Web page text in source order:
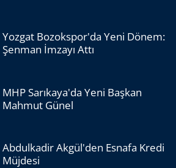
Yozgat Bozokspor'da Yeni Dönem:
Şenman İmzayı Attı
MHP Sarıkaya'da Yeni Başkan
Mahmut Günel
Abdulkadir Akgül'den Esnafa Kredi
Müjdesi